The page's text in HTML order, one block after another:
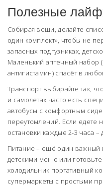
Полезные
Собирая вещи, делайте
один комплект», чтобы не
запасных подгузниках,
Маленький аптечный набор
антигистамин) спасёт в
Транспорт выбирайте так,
и самолетах часто есть
автобусы с комфортным
переутомлений. Если едете
остановки каждые 2‑3 часа –
Питание – ещё один важный
детскими меню или
холодильник портативный
супермаркеты с простыми